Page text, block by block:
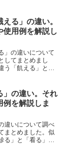
える」の違い。
使用例を解説し
」の違いについて
してまとめまし
う「飢える」と
」の違い。それ
例を解説しま
違いについて調べ
まとめました。似
る」と「看る」の